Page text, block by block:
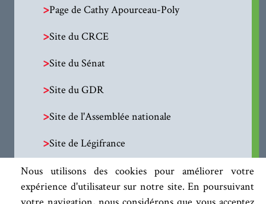
Nous utilisons des cookies pour améliorer votre
expérience d'utilisateur sur notre site. En poursuivant
>Page de Cathy Apourceau-Poly
>Site du CRCE
>Site du Sénat
>Site du GDR
>Site de l'Assemblée nationale
>Site de Légifrance